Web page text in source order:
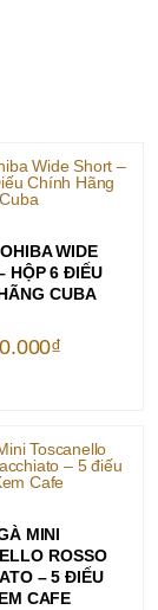
GIỎ HÀNG
WIDE
HỘP 6 ĐIẾU
CUBA
₫
GIỎ HÀNG
MINI
ROSSO
– 5 ĐIẾU
CAFE